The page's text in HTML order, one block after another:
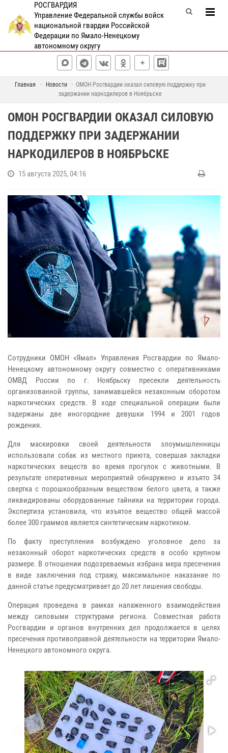
РОСГВАРДИЯ
Управление Федеральной службы войск
национальной гвардии Российской
Федерации по Ямало-Ненецкому
автономному округу
Главная Новости
ОМОН Росгвардии оказал силовую поддержку при
задержании наркодилеров в Ноябрьске
ОМОН РОСГВАРДИИ ОКАЗАЛ СИЛОВУЮ
ПОДДЕРЖКУ ПРИ ЗАДЕРЖАНИИ
НАРКОДИЛЕРОВ В НОЯБРЬСКЕ
15 августа 2025, 04:16
Сотрудники ОМОН «Ямал» Управления Росгвардии по Ямало-
Ненецкому автономному округу совместно с оперативниками
ОМВД России по г. Ноябрьску пресекли деятельность
организованной группы, занимавшейся незаконным оборотом
наркотических средств. В ходе специальной операции были
задержаны две иногородние девушки 1994 и 2001 годов
рождения.
Для маскировки своей деятельности злоумышленницы
использовали собак из местного приюта, совершая закладки
наркотических веществ во время прогулок с животными. В
результате оперативных мероприятий обнаружено и изъято 34
свертка с порошкообразным веществом белого цвета, а также
ликвидированы оборудованные тайники на территории города.
Экспертиза установила, что изъятое вещество общей массой
более 300 граммов является синтетическим наркотиком.
По факту преступления возбуждено уголовное дело за
незаконный оборот наркотических средств в особо крупном
размере. В отношении подозреваемых избрана мера пресечения
в виде заключения под стражу, максимальное наказание по
данной статье предусматривает до 20 лет лишения свободы.
Операция проведена в рамках налаженного взаимодействия
между силовыми структурами региона. Совместная работа
Росгвардии и органов внутренних дел продолжается в целях
пресечения противоправной деятельности на территории Ямало-
Ненецкого автономного округа.